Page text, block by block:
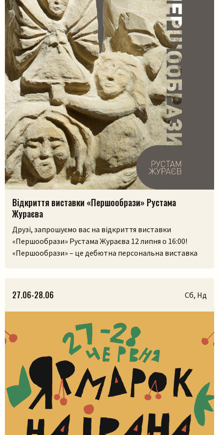
Відкриття виставки «Першообрази» Рустама
Жураєва
Друзі, запрошуємо вас на відкриття виставки
«Першообрази» Рустама Жураєва 12 липня о 16:00!
«Першообрази» – це дебютна персональна виставка
передати досвід і встановити зв’язок із сакральним.
Камінь, як матеріал, існував задовго до появи людини,
27.06-28.06 Сб, Нд